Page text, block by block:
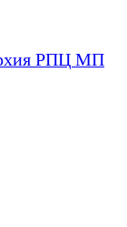
РПЦ МП